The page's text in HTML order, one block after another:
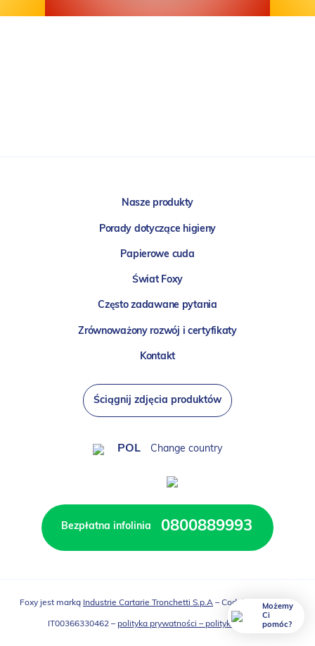
Nasze produkty
Porady dotyczące higieny
Papierowe cuda
Świat Foxy
Często zadawane pytania
Zrównoważony rozwój i certyfikaty
Kontakt
Ściągnij zdjęcia produktów
POL Change country
Bezpłatna infolinia 0800889993
Foxy jest marką Industrie Cartarie Tronchetti S.p.A – Cod. fisc. e P. IVA e
IT00366330462 – polityka prywatności – polityka cookies
Możemy
Ci
pomóc?